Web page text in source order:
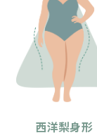
西洋梨身形